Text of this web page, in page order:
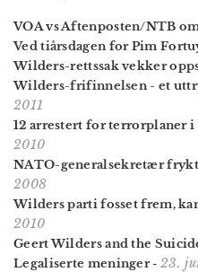
VOA vs Aftenposten/NTB
Ved tiårsdagen for Pim
Wilders-rettssak vekker
Wilders-frifinnelsen - et
2011
12 arrestert for terrorplaner
2010
NATO-generalsekretær
2008
Wilders parti fosset frem,
2010
Geert Wilders and the
Legaliserte meninger- 23.